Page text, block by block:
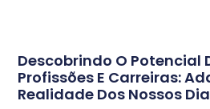
Descobrindo O Potencial
Profissões E Carreiras:
Realidade Dos Nossos